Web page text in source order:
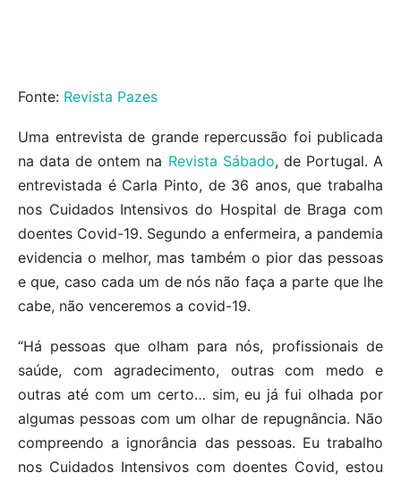
Fonte: Revista Pazes
Uma entrevista de grande repercussão foi publicada
na data de ontem na Revista Sábado, de Portugal. A
entrevistada é Carla Pinto, de 36 anos, que trabalha
nos Cuidados Intensivos do Hospital de Braga com
doentes Covid-19. Segundo a enfermeira, a pandemia
evidencia o melhor, mas também o pior das pessoas
e que, caso cada um de nós não faça a parte que lhe
cabe, não venceremos a covid-19.
“Há pessoas que olham para nós, profissionais de
saúde, com agradecimento, outras com medo e
outras até com um certo… sim, eu já fui olhada por
algumas pessoas com um olhar de repugnância. Não
compreendo a ignorância das pessoas. Eu trabalho
nos Cuidados Intensivos com doentes Covid, estou